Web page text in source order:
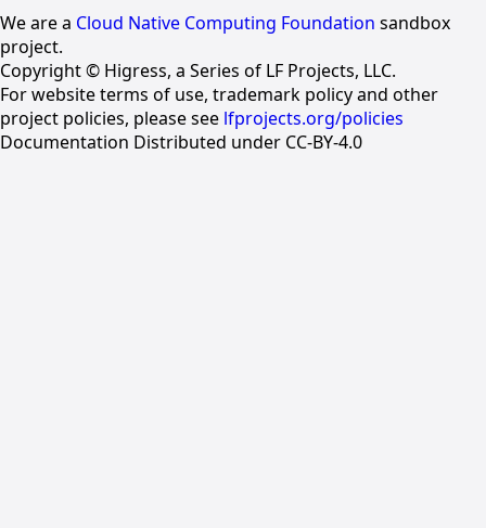
We are a Cloud Native Computing Foundation sandbox
project.
Copyright © Higress, a Series of LF Projects, LLC.
For website terms of use, trademark policy and other
project policies, please see lfprojects.org/policies
Documentation Distributed under CC-BY-4.0